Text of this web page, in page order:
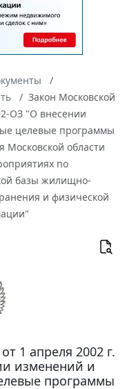
Закон Московской
ОЗ "О внесении
целевые программы
Московской области
по
базы жилищно-
и физической
1 апреля 2002 г.
изменений и
программы